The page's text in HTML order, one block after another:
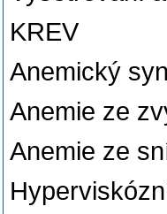
KREV
Anemický
Anemie ze
Anemie ze